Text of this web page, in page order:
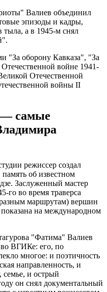
Валиев объединил
эпизоды и кадры,
а в 1945-м снял
"За оборону Кавказа", "За
войне 1941-
Отечественной
войны II
самые
режиссер создал
об известном
Заслуженный мастер
го во время траверса
маршрутам) вершин
на международном
"Фатима" Валиев
ВГИКе: его, по
многое: и поэтичность
направленность, и
семье, и острый
он снял документальный